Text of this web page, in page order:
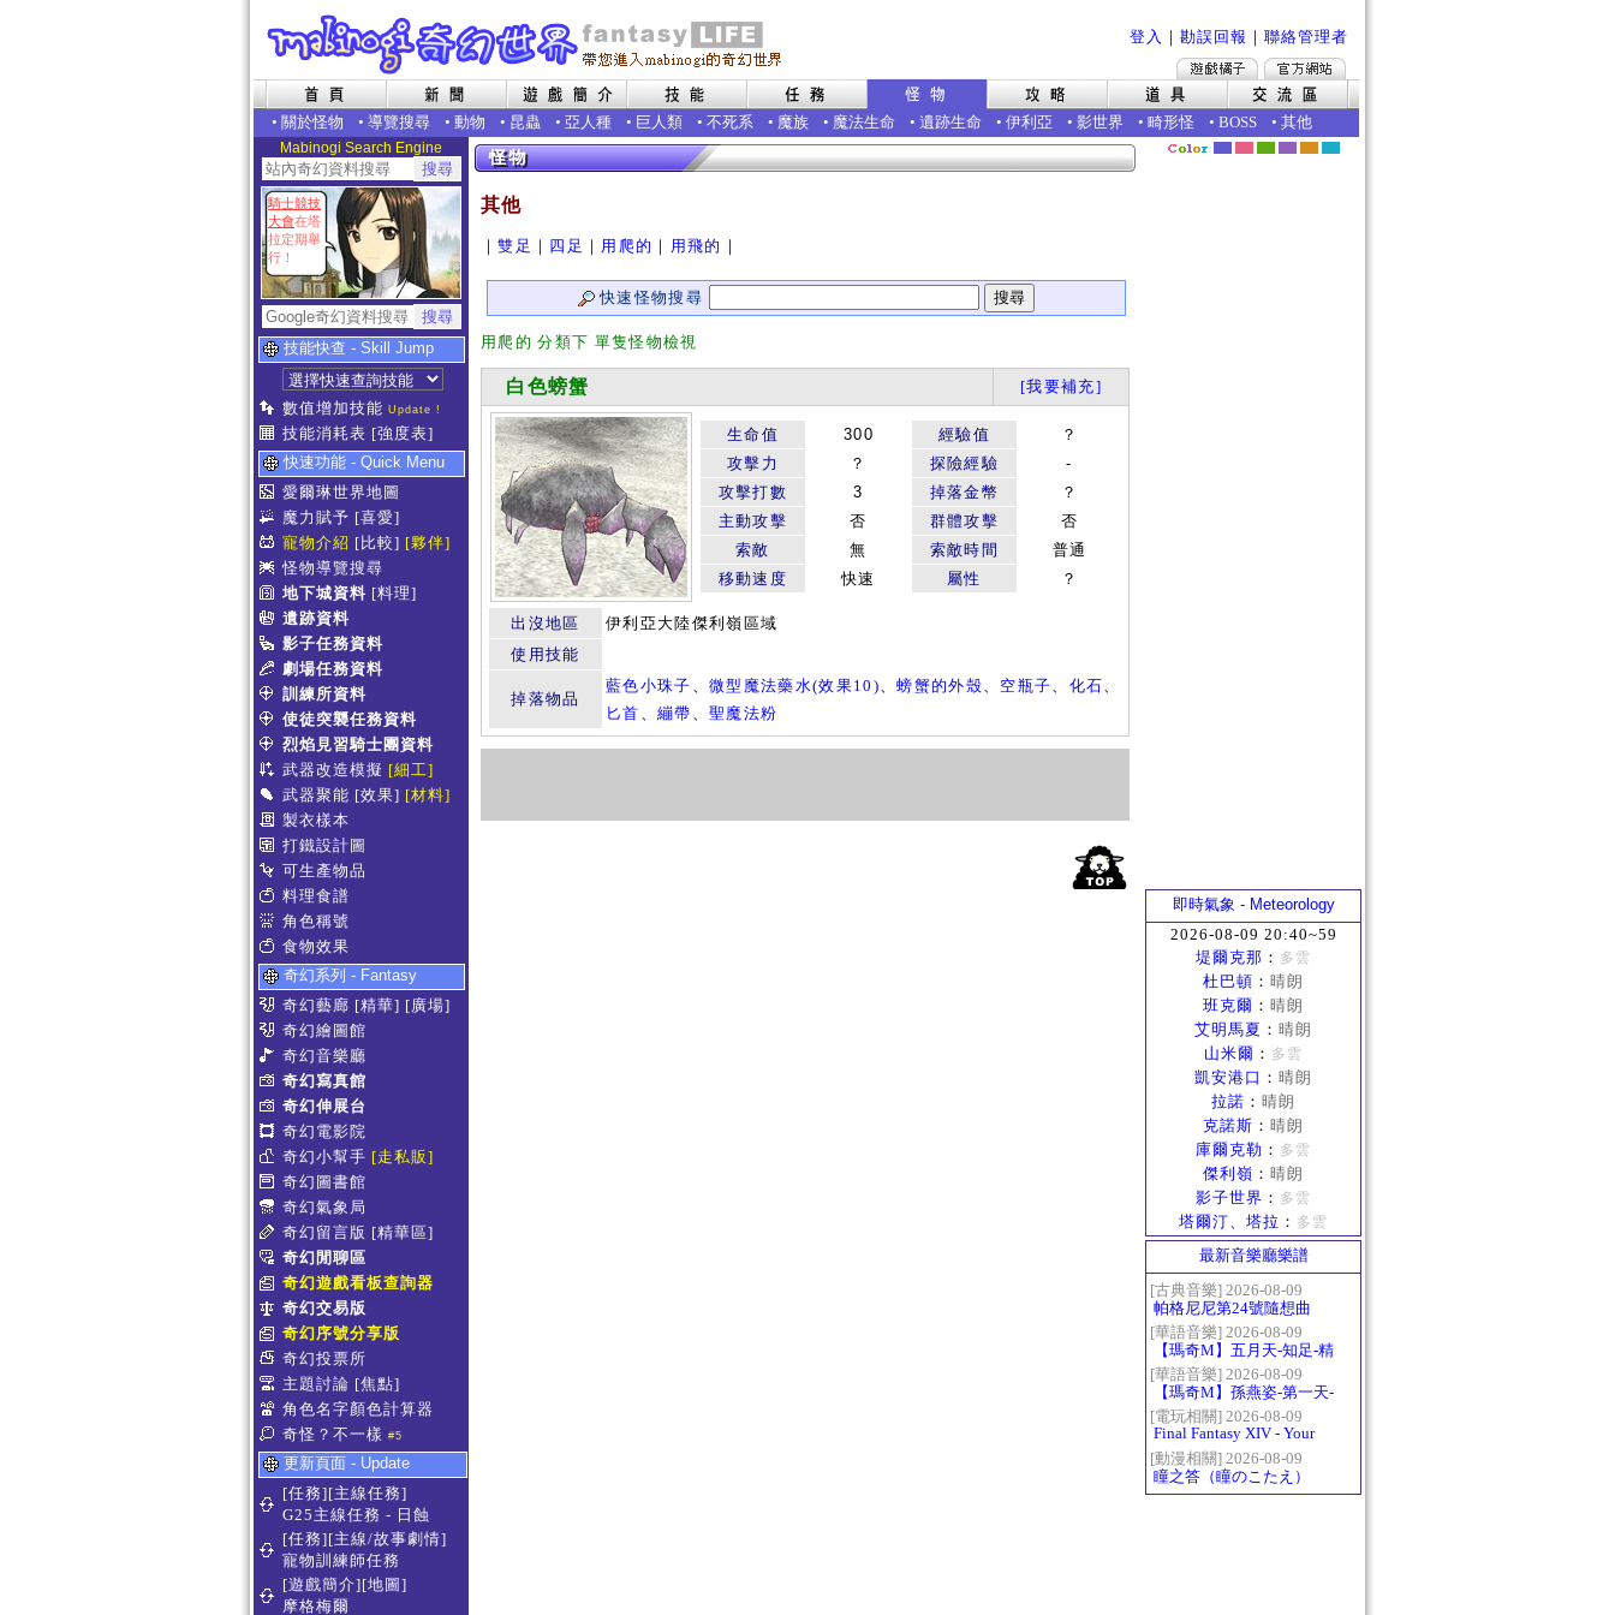
登入 ｜ 勘誤回報 ｜ 聯絡管理者
• 關於怪物 • 導覽搜尋 • 動物 • 昆蟲 • 亞人種 • 巨人類 • 不死系 • 魔族 • 魔法生命 • 遺跡生命 • 伊利亞 • 影世界 • 畸形怪 • BOSS • 其他
Mabinogi Search Engine
騎士競技
大會在塔
拉定期舉
行！
技能快查 - Skill Jump
數值增加技能 Update !
技能消耗表 [強度表]
快速功能 - Quick Menu
愛爾琳世界地圖
魔力賦予 [喜愛]
寵物介紹 [比較] [夥伴]
怪物導覽搜尋
地下城資料 [料理]
遺跡資料
影子任務資料
劇場任務資料
訓練所資料
使徒突襲任務資料
烈焰見習騎士團資料
武器改造模擬 [細工]
武器聚能 [效果] [材料]
製衣樣本
打鐵設計圖
可生產物品
料理食譜
角色稱號
食物效果
奇幻系列 - Fantasy
奇幻藝廊 [精華] [廣場]
奇幻繪圖館
奇幻音樂廳
奇幻寫真館
奇幻伸展台
奇幻電影院
奇幻小幫手 [走私販]
奇幻圖書館
奇幻氣象局
奇幻留言版 [精華區]
奇幻閒聊區
奇幻遊戲看板查詢器
奇幻交易版
奇幻序號分享版
奇幻投票所
主題討論 [焦點]
角色名字顏色計算器
奇怪？不一樣 #5
更新頁面 - Update
[任務][主線任務]
G25主線任務 - 日蝕
[任務][主線/故事劇情]
寵物訓練師任務
[遊戲簡介][地圖]
摩格梅爾
其他
｜雙足 ｜ 四足 ｜ 用爬的 ｜ 用飛的 ｜
快速怪物搜尋
用爬的 分類下 單隻怪物檢視
白色螃蟹 [我要補充]
生命值 300 經驗值
？
攻擊力
？ 探險經驗
-
攻擊打數
3 掉落金幣
？
主動攻擊
否 群體攻擊
否
索敵
無 索敵時間
普通
移動速度
快速 屬性 ？
出沒地區
伊利亞大陸傑利嶺區域
使用技能
掉落物品
藍色小珠子 、微型魔法藥水(效果10)、螃蟹的外殼、 空瓶子、 化石、
匕首 、繃帶 、聖魔法粉
即時氣象 - Meteorology
2026-08-09 20:40~59
堤爾克那 ： 多雲
杜巴頓 ： 晴朗
班克爾 ： 晴朗
艾明馬夏 ： 晴朗
山米爾 ： 多雲
凱安港口 ： 晴朗
拉諾 ： 晴朗
克諾斯 ： 晴朗
庫爾克勒 ： 多雲
傑利嶺 ： 晴朗
影子世界 ： 多雲
塔爾汀、塔拉 ： 多雲
最新音樂廳樂譜
[古典音樂] 2026-08-09
帕格尼尼第24號隨想曲
（Paganini Caprice No.24
in A-）
[華語音樂] 2026-08-09
【瑪奇M】五月天-知足-精
修版
[華語音樂] 2026-08-09
【瑪奇M】孫燕姿-第一天-
精修版
[電玩相關] 2026-08-09
Final Fantasy XIV - Your
Answer
[動漫相關] 2026-08-09
瞳之答（瞳のこたえ）